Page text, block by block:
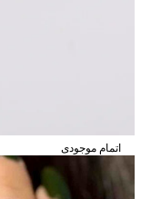
اتمام موجودی